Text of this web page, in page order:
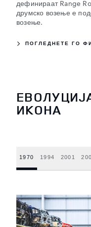
дефинираат Range
друмско возење е
возење.
ПОГЛЕДНЕТЕ ГО
ИКОНА
1970 1994 2001